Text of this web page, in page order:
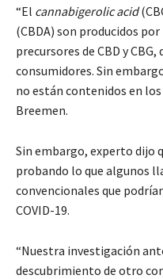
“El cannabigerolic acid
(CBDA) son producidos
precursores de CBD y
consumidores. Sin
no están contenidos en
Breemen.
Sin embargo, experto dijo
probando lo que algunos
convencionales que
COVID-19.
“Nuestra investigación
descubrimiento de otro